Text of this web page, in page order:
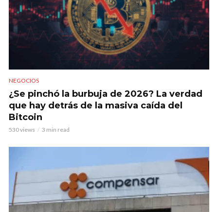
NEGOCIOS
¿Se pinchó la burbuja de 2026? La verdad
que hay detrás de la masiva caída del
Bitcoin
530 views 3 min read